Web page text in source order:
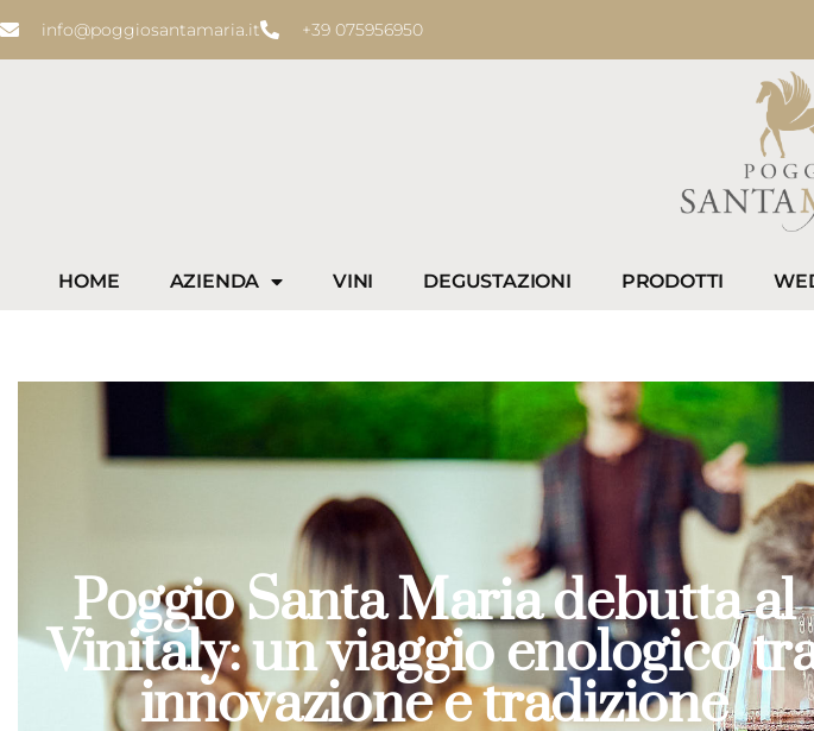
Vai
info@poggiosantamaria.it +39 075956950
HOME AZIENDA VINI DEGUSTAZIONI PRODOTTI
Poggio Santa Maria debutta al
Vinitaly: un viaggio enologico
innovazione e tradizione